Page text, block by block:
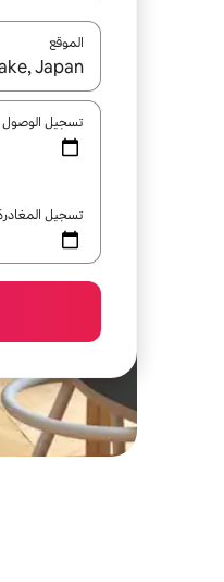
الموقع
عند توفر
تسجيل الوصول
تسجيل